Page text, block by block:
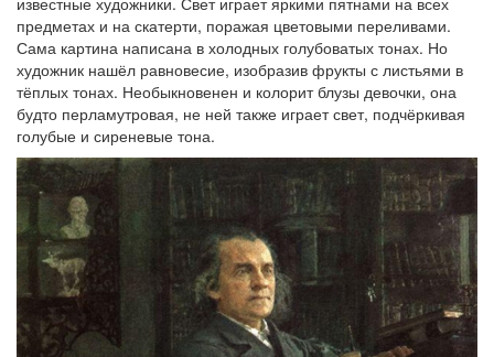
предметах и на скатерти, поражая цветовыми переливами.
Сама картина написана в холодных голубоватых тонах. Но
художник нашёл равновесие, изобразив фрукты с листьями в
тёплых тонах. Необыкновенен и колорит блузы девочки, она
будто перламутровая, не ней также играет свет, подчёркивая
голубые и сиреневые тона.